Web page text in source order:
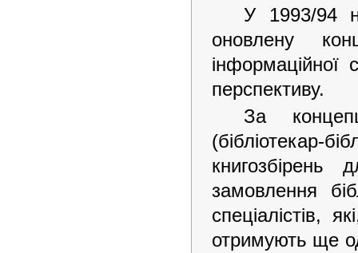
У 1993/94
оновлену
інформаційної
перспективу.
За
(бібліотекар-
замовлення
спеціалістів,
отримують ще